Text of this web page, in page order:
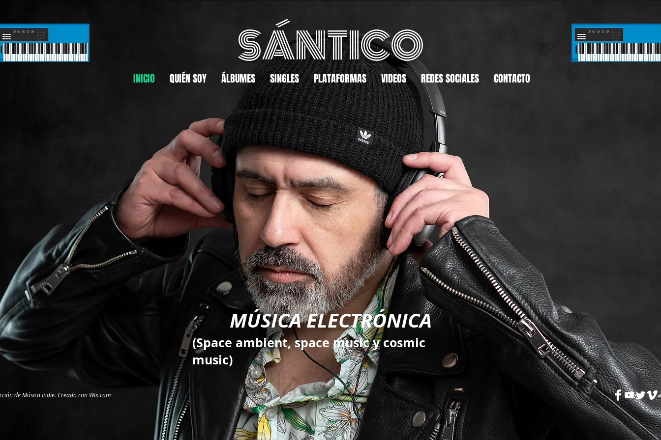
SÁNTICO
INICIO QUIÉN SOY ÁLBUMES SINGLES PLATAFORMAS VIDEOS REDES SOCIALES CONTACTO
MÚSICA ELECTRÓNICA
(Space ambient, space music y cosmic
music)
de Música Indie. Creado con Wix.com